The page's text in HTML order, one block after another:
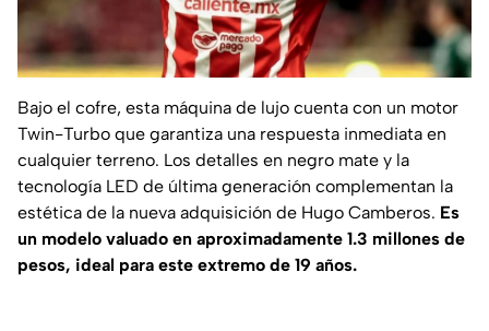
Bajo el cofre, esta máquina de lujo cuenta con un motor
Twin-Turbo que garantiza una respuesta inmediata en
cualquier terreno. Los detalles en negro mate y la
tecnología LED de última generación complementan la
estética de la nueva adquisición de Hugo Camberos. Es
un modelo valuado en aproximadamente 1.3 millones de
pesos, ideal para este extremo de 19 años.